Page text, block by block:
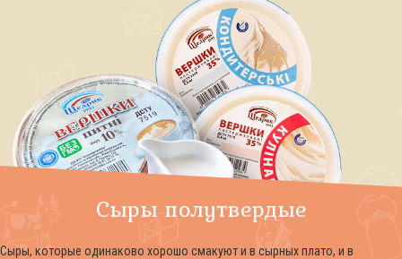
Сыры полутвердые
Сыры, которые одинаково хорошо смакуют и в сырных плато, и в